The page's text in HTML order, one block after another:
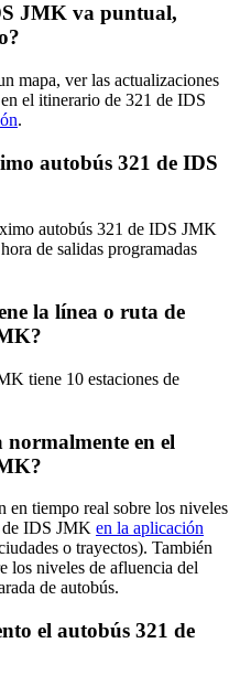
JMK va puntual,
mapa, ver las actualizaciones
el itinerario de 321 de IDS
.
autobús 321 de IDS
autobús 321 de IDS JMK
de salidas programadas
la línea o ruta de
tiene 10 estaciones de
en el
en tiempo real sobre los niveles
de IDS JMK en la aplicación
o trayectos). También
los niveles de afluencia del
de autobús.
el autobús 321 de